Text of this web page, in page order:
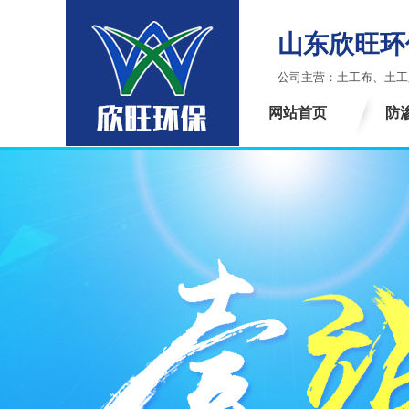
山东欣旺
公司主营：土工布、土
网站首页 防